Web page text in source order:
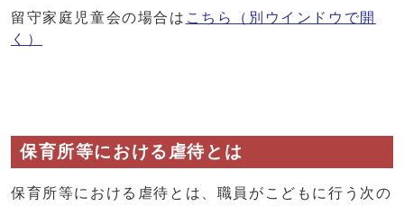
留守家庭児童会の場合は こちら
（別ウインドウで開
く）
保育所等における虐待とは
保育所等における虐待とは、職員がこどもに行う次の